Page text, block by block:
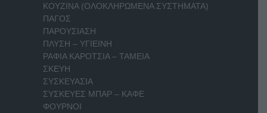
ΚΟΥΖΙΝΑ (ΟΛΟΚΛΗΡΩΜΕΝΑ ΣΥΣΤΗΜΑΤΑ)
ΠΑΓΟΣ
ΠΑΡΟΥΣΙΑΣΗ
ΠΛΥΣΗ – ΥΓΙΕΙΝΗ
ΡΑΦΙΑ ΚΑΡΟΤΣΙΑ – ΤΑΜΕΙΑ
ΣΚΕΥΗ
ΣΥΣΚΕΥΑΣΙΑ
ΣΥΣΚΕΥΕΣ ΜΠΑΡ – ΚΑΦΕ
ΦΟΥΡΝΟΙ